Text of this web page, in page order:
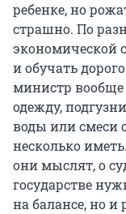
ребенке, но
страшно. По
экономической
и обучать
министр вообще
одежду,
воды или смеси
несколько
они мыслят, о
государстве
на балансе, но и